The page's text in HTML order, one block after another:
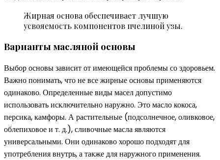
Жирная основа обеспечивает лучшую
усвояемость компонентов пчелиной узы.
Варианты масляной основы
Выбор основы зависит от имеющейся проблемы со здоровьем.
Важно понимать, что не все жирные основы применяются
одинаково. Определенные виды масел допустимо
использовать исключительно наружно. Это масло кокоса,
персика, камфоры. А растительные (подсолнечное, оливковое,
облепиховое и т. д.), сливочные масла являются
универсальными. Они одинаково хорошо подходят для
употребления внутрь, а также для наружного применения.